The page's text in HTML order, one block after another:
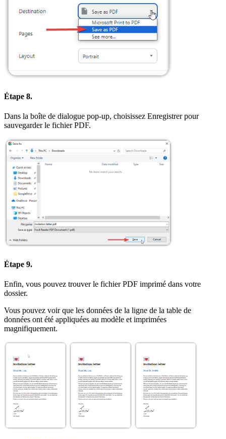
Étape 8.
Dans la boîte de dialogue pop-up, choisissez Enregistrer pour
sauvegarder le fichier PDF.
Étape 9.
Enfin, vous pouvez trouver le fichier PDF imprimé dans votre
dossier.
Vous pouvez voir que les données de la ligne de la table de
données ont été appliquées au modèle et imprimées
magnifiquement.